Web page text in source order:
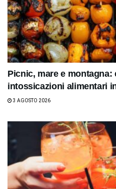
Picnic, mare e montagna:
intossicazioni alimentari
3 AGOSTO 2026